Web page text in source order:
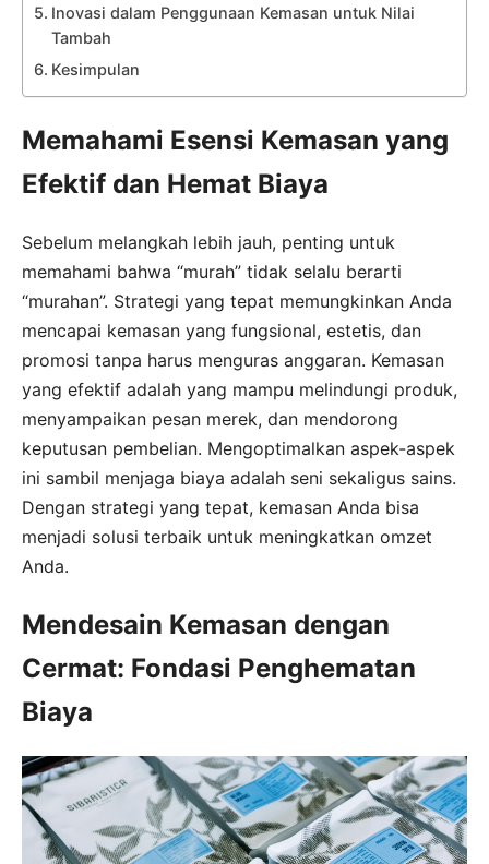
Inovasi dalam Penggunaan Kemasan untuk Nilai
Tambah
Kesimpulan
Memahami Esensi Kemasan yang
Efektif dan Hemat Biaya
Sebelum melangkah lebih jauh, penting untuk
memahami bahwa “murah” tidak selalu berarti
“murahan”. Strategi yang tepat memungkinkan Anda
mencapai kemasan yang fungsional, estetis, dan
promosi tanpa harus menguras anggaran. Kemasan
yang efektif adalah yang mampu melindungi produk,
menyampaikan pesan merek, dan mendorong
keputusan pembelian. Mengoptimalkan aspek-aspek
ini sambil menjaga biaya adalah seni sekaligus sains.
Dengan strategi yang tepat, kemasan Anda bisa
menjadi solusi terbaik untuk meningkatkan omzet
Anda.
Mendesain Kemasan dengan
Cermat: Fondasi Penghematan
Biaya